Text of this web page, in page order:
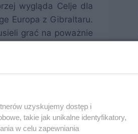
wygląda Celje dla
Europa z Gibraltaru.
grać na poważnie
rywali. Jedynie
a nie na jakiś
uzyskujemy dostęp i
takie jak unikalne identyfikatory,
w celu zapewniania